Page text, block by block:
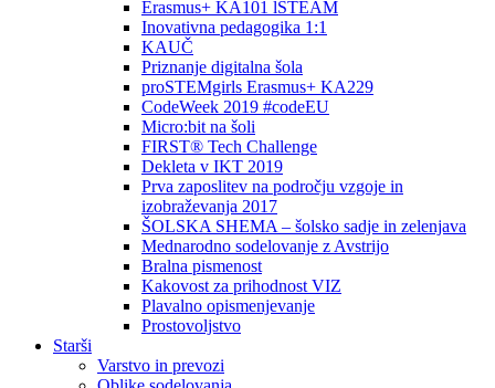
Erasmus+ KA101 lSTEAM
Inovativna pedagogika 1:1
KAUČ
Priznanje digitalna šola
proSTEMgirls Erasmus+ KA229
CodeWeek 2019 #codeEU
Micro:bit na šoli
FIRST® Tech Challenge
Dekleta v IKT 2019
Prva zaposlitev na področju vzgoje in
izobraževanja 2017
ŠOLSKA SHEMA – šolsko sadje in zelenjava
Mednarodno sodelovanje z Avstrijo
Bralna pismenost
Kakovost za prihodnost VIZ
Plavalno opismenjevanje
Prostovoljstvo
Starši
Varstvo in prevozi